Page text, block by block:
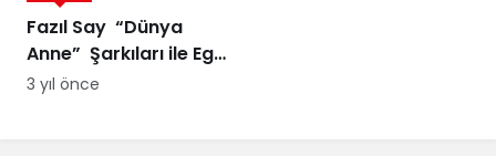
Fazıl Say “Dünya
Anne” Şarkıları ile Ege
Turnesi’nde
3 yıl önce